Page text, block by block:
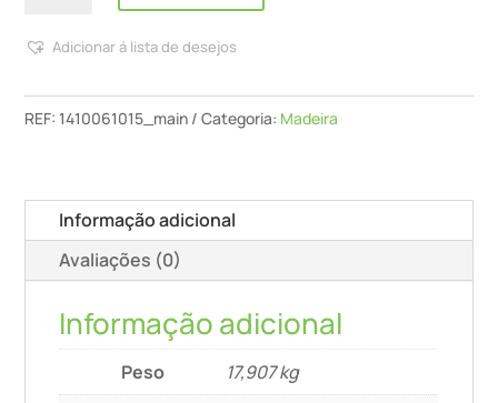
-
RT
15L
Adicionar á lista de desejos
REF:1410061015_main Categoria: Madeira
Informação adicional
Avaliações (0)
Informação adicional
Peso
17,907 kg